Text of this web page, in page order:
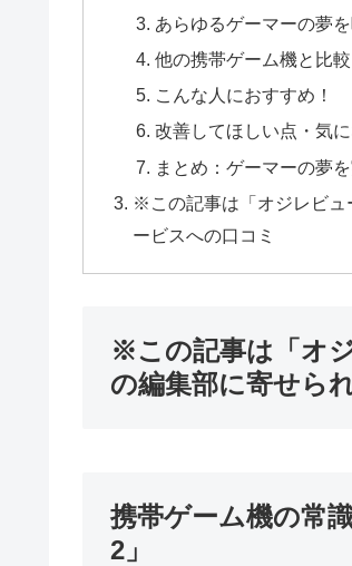
あらゆるゲーマーの夢
他の携帯ゲーム機と比
こんな人におすすめ！
改善してほしい点・気
まとめ：ゲーマーの夢
※この記事は「オジレビュ
ービスへの口コミ
※この記事は「オ
の編集部に寄せら
携帯ゲーム機の常
2」